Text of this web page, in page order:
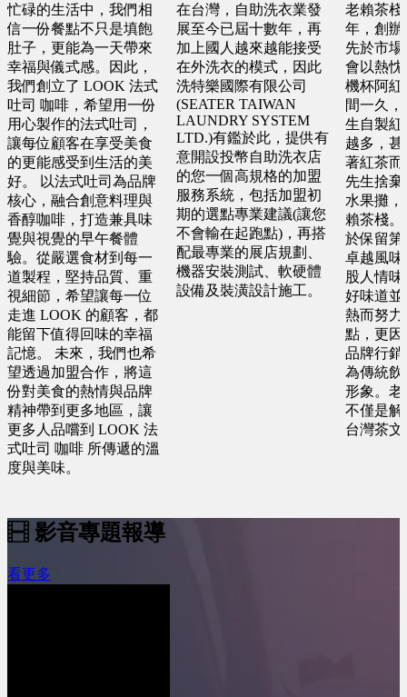
忙碌的生活中，我們相
信一份餐點不只是填飽
肚子，更能為一天帶來
幸福與儀式感。因此，
我們創立了 LOOK 法式
吐司 咖啡，希望用一份
用心製作的法式吐司，
讓每位顧客在享受美食
的更能感受到生活的美
好。 以法式吐司為品牌
核心，融合創意料理與
香醇咖啡，打造兼具味
覺與視覺的早午餐體
驗。從嚴選食材到每一
道製程，堅持品質、重
視細節，希望讓每一位
走進 LOOK 的顧客，都
能留下值得回味的幸福
記憶。 未來，我們也希
望透過加盟合作，將這
份對美食的熱情與品牌
精神帶到更多地區，讓
更多人品嚐到 LOOK 法
式吐司 咖啡 所傳遞的溫
度與美味。
在台灣，自助洗衣業發
展至今已屆十數年，再
加上國人越來越能接受
在外洗衣的模式，因此
洗特樂國際有限公司
(SEATER TAIWAN
LAUNDRY SYSTEM
LTD.)有鑑於此，提供有
意開設投幣自助洗衣店
的您一個高規格的加盟
服務系統，包括加盟初
期的選點專業建議(讓您
不會輸在起跑點)，再搭
配最專業的展店規劃、
機器安裝測試、軟硬體
設備及裝潢設計施工。
老賴茶棧
年，創辦
先於市
會以熱忱
機杯阿紅
間一久
生自製紅
越多，
著紅茶而
先生捨
水果攤
賴茶棧
於保留第
卓越風味
股人情
好味道並
熱而努力
點，更因
品牌行銷
為傳統飲
形象。老
不僅是解
台灣茶
影音專題報導
看更多